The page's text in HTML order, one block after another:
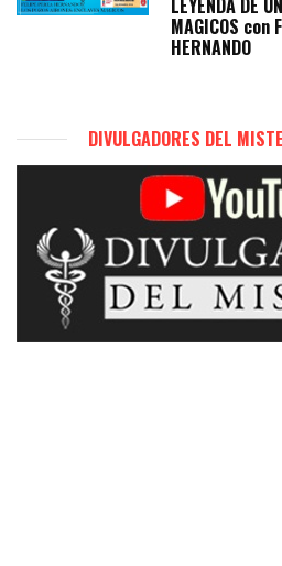
MAGICOS con
HERNANDO
DIVULGADORES DEL